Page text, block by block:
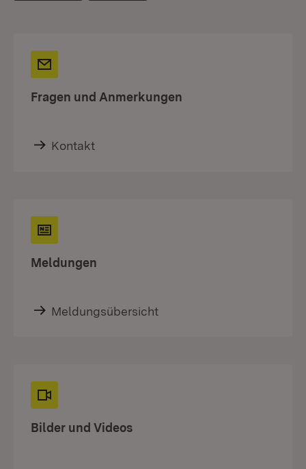
Fragen und Anmerkungen
Kontakt
Meldungen
Meldungsübersicht
Bilder und Videos